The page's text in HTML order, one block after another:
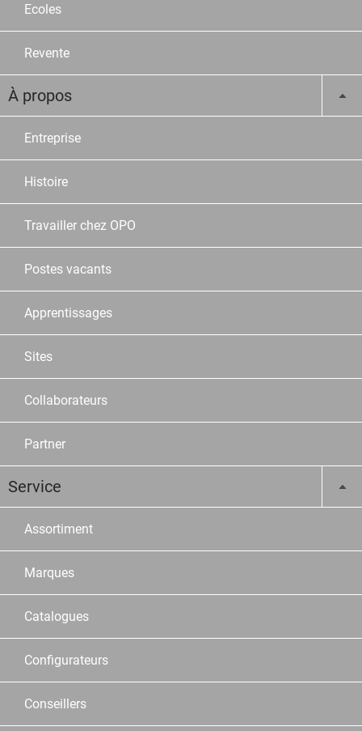
Ecoles
Revente
À propos
Entreprise
Histoire
Travailler chez OPO
Postes vacants
Apprentissages
Sites
Collaborateurs
Partner
Service
Assortiment
Marques
Catalogues
Configurateurs
Conseillers